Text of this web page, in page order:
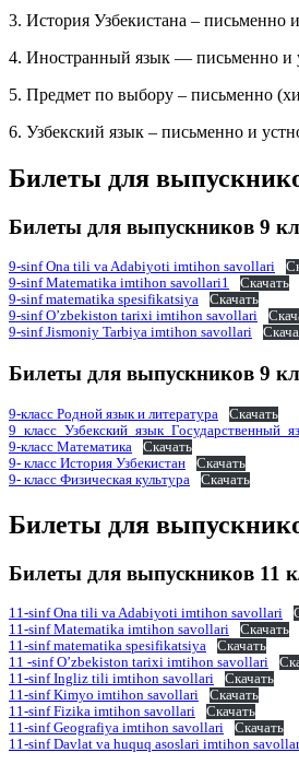
3. История Узбекистана – письменно
4. Иностранный язык — письменно и
5. Предмет по выбору – письменно
6. Узбекский язык – письменно и
Билеты для
Билеты для выпускников 9
9-sinf Ona tili va Adabiyoti imtihon savollari
9-sinf Matematika imtihon savollari1
Скачать
9-sinf matematika spesifikatsiya
Скачать
9-sinf O’zbekiston tarixi imtihon savollari
9-sinf Jismoniy Tarbiya imtihon savollari
Билеты для выпускников 9
9-класс Родной язык и литература
Скачать
9-класс Математика
Скачать
9- класс История Узбекистан
Скачать
9- класс Физическая культура
Скачать
Билеты для
Билеты для выпускников 11
11-sinf Ona tili va Adabiyoti imtihon savollari
11-sinf Matematika imtihon savollari
Скачать
11-sinf matematika spesifikatsiya
Скачать
11 -sinf O’zbekiston tarixi imtihon savollari
11-sinf Ingliz tili imtihon savollari
Скачать
11-sinf Kimyo imtihon savollari
Скачать
11-sinf Fizika imtihon savollari
Скачать
11-sinf Geografiya imtihon savollari
Скачать
11-sinf Davlat va huquq asoslari imtihon